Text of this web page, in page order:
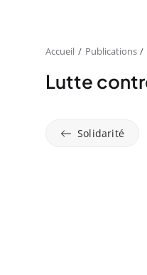
Accueil Publications
Lutte
Solidarité